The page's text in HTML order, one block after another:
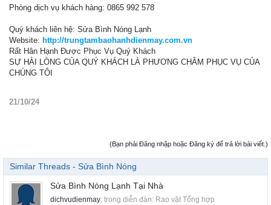
Phòng dịch vụ khách hàng: 0865 992 578
Quý khách liên hệ: Sửa Bình Nóng Lạnh
Website: http://trungtambaohanhdienmay.com.vn
Rất Hân Hạnh Được Phục Vụ Quý Khách
SỰ HÀI LÒNG CỦA QUÝ KHÁCH LÀ PHƯƠNG CHÂM PHỤC VỤ CỦA
CHÚNG TÔI
21/10/24
(Bạn phải Đăng nhập hoặc Đăng ký để trả lời bài viết.)
Similar Threads - Sửa Bình Nóng
Sửa Bình Nóng Lạnh Tại Nhà
dichvudienmay, trong diễn đàn: Rao vặt Tổng hợp